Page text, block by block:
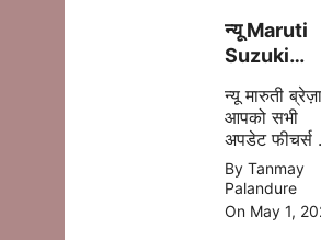
न्यू Maruti
Suzuki
Brezza
2025 अब
मात्र ₹8.69
लाख की प्राइस
में
न्यू मारुती
आपको सभी
अपडेट फीचर्स
दमदार इंजन मिल
जाता है इसमें
आपको CNG
आप्शन भी मिलने
By Tanmay
Palandure
On May 1,